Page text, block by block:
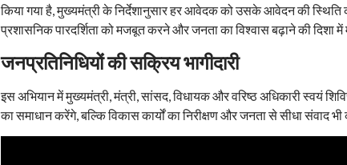
किया गया है, मुख्यमंत्री के निर्देशानुसार हर आवेदक को उसके आवेदन की स्थिति
प्रशासनिक पारदर्शिता को मजबूत करने और जनता का विश्वास बढ़ाने की दिशा में
जनप्रतिनिधियों की सक्रिय भागीदारी
इस अभियान में मुख्यमंत्री, मंत्री, सांसद, विधायक और वरिष्ठ अधिकारी स्वयं
का समाधान करेंगे, बल्कि विकास कार्यों का निरीक्षण और जनता से सीधा संवाद